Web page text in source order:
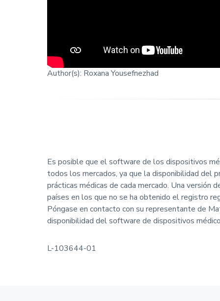
Last modified on October 10, 2023
Author(s): Roxana Yousefnezhad
Es posible que el software de los dispositivos
todos los mercados, ya que la disponibilidad del
prácticas médicas de cada mercado. Una versión
países en los que no se ha obtenido el registro
Póngase en contacto con su representante de
disponibilidad del software de dispositivos
L-103644-01